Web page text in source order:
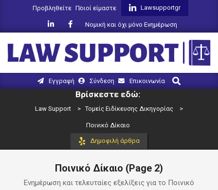
Προβληθείτε Ποιοί είμαστε Lawsupportgr
Νομική και όχι μόνο Ενημέρωση
LAW
SUPPORT
Navigation
Εγγραφή Σύνδεση Επικοινωνία
Search
Βρίσκεστε εδώ:
Law Support > Τομείς Ειδίκευσης Δικηγορίας >
Ποινικό Δίκαιο
Δημοφιλή άρθρα
Ποινικό Δίκαιο (Page 2)
Ενημέρωση και τελευταίες εξελίξεις για το Ποινικό